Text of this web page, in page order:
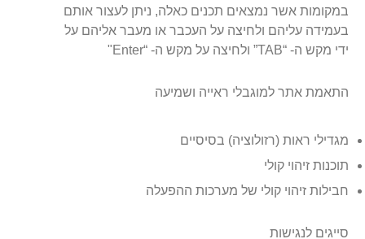
במקומות אשר נמצאים תכנים כאלה, ניתן לעצור אותם
בעמידה עליהם ולחיצה על העכבר או מעבר אליהם על
ידי מקש ה- “TAB” ולחיצה על מקש ה- “Enter"
התאמת אתר למוגבלי ראייה ושמיעה
מגדילי ראות (רזולוציה) בסיסיים
תוכנות זיהוי קולי
חבילות זיהוי קולי של מערכות ההפעלה
סייגים לנגישות